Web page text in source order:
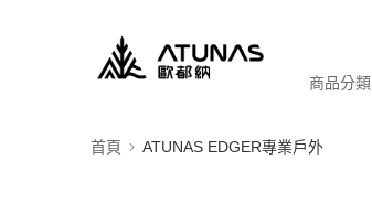
商品分類
首頁 ATUNAS EDGER專業戶外